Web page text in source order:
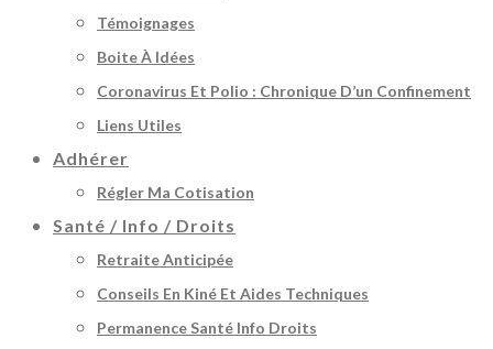
Témoignages
Boite À Idées
Coronavirus Et Polio : Chronique D’un Confinement
Liens Utiles
Adhérer
Régler Ma Cotisation
Santé / Info / Droits
Retraite Anticipée
Conseils En Kiné Et Aides Techniques
Permanence Santé Info Droits